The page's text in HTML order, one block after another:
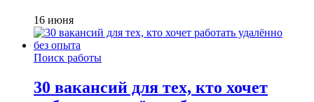
16 июня
Поиск работы
30 вакансий для тех, кто хочет